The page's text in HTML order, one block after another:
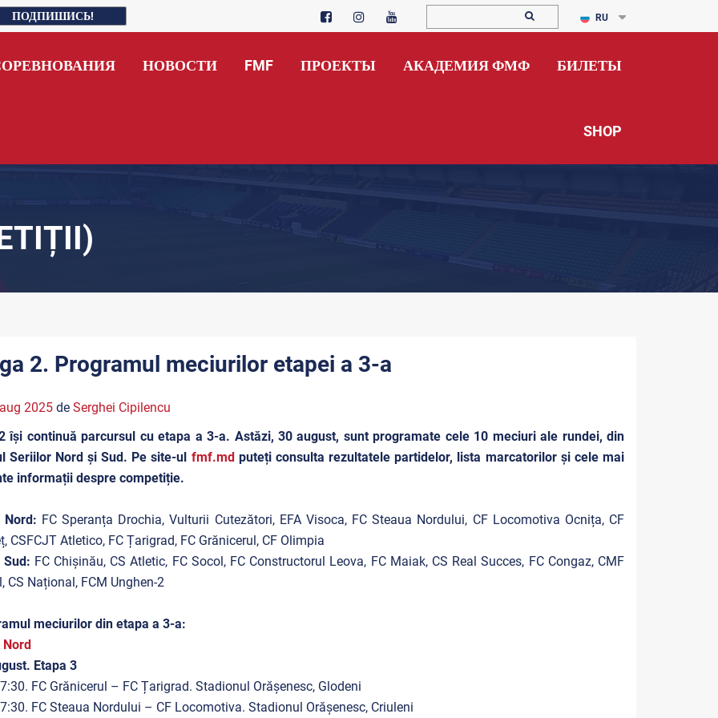
ПОДПИШИСЬ! RU
НОВОСТИ FMF ПРОЕКТЫ АКАДЕМИЯ ФМФ БИЛЕТЫ
SHOP
2. Programul meciurilor etapei a 3-a
2025de Serghei Cipilencu
își continuă parcursul cu etapa a 3-a. Astăzi, 30 august, sunt programate cele 10 meciuri ale rundei, din
Seriilor Nord și Sud. Pe site-ul fmf.mdputeți consulta rezultatele partidelor, lista marcatorilor și cele mai
informații despre competiție.
Nord: FC Speranța Drochia, Vulturii Cutezători, EFA Visoca, FC Steaua Nordului, CF Locomotiva Ocnița, CF
CSFCJT Atletico, FC Țarigrad, FC Grănicerul, CF Olimpia
Sud: FC Chișinău, CS Atletic, FC Socol, FC Constructorul Leova, FC Maiak, CS Real Succes, FC Congaz, CMF
CS Național, FCM Unghen-2
meciurilor din etapa a 3-a:
Nord
Etapa 3
FC Grănicerul – FC Țarigrad. Stadionul Orășenesc, Glodeni
FC Steaua Nordului – CF Locomotiva. Stadionul Orășenesc, Criuleni